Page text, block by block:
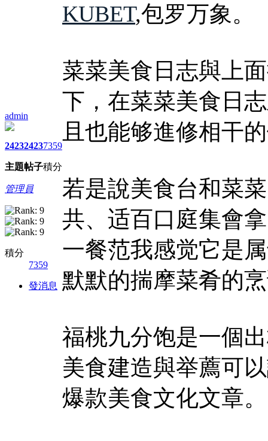
admin
2423
主題
2423
帖子
7359
積分
管理員
積分
7359
發消息
KUBET,包罗万象。
菜菜美食日志與上
下，在菜菜美食日
且也能够進修相干
若是說美食台和菜
共、适百口庭集會
一餐范我感觉它是
默默的揣摩菜肴的
福桃九分饱是一個
美食建造與举薦可
爆款美食文化文章。